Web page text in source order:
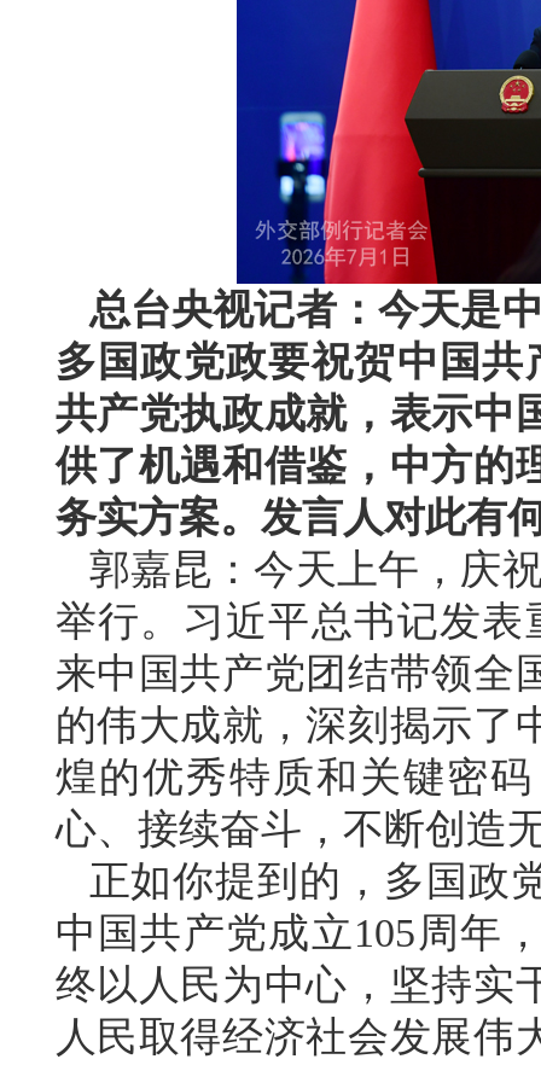
总台央视记者：今天是
多国政党政要祝贺中国
共产党执政成就，表示中
供了机遇和借鉴，中方的
务实方案。发言人对此有
郭嘉昆：今天上午，庆
举行。习近平总书记发
来中国共产党团结带领全
的伟大成就，深刻揭示了
煌的优秀特质和关键密
心、接续奋斗，不断创造
正如你提到的，多国政
中国共产党成立105周年
终以人民为中心，坚持实
人民取得经济社会发展伟